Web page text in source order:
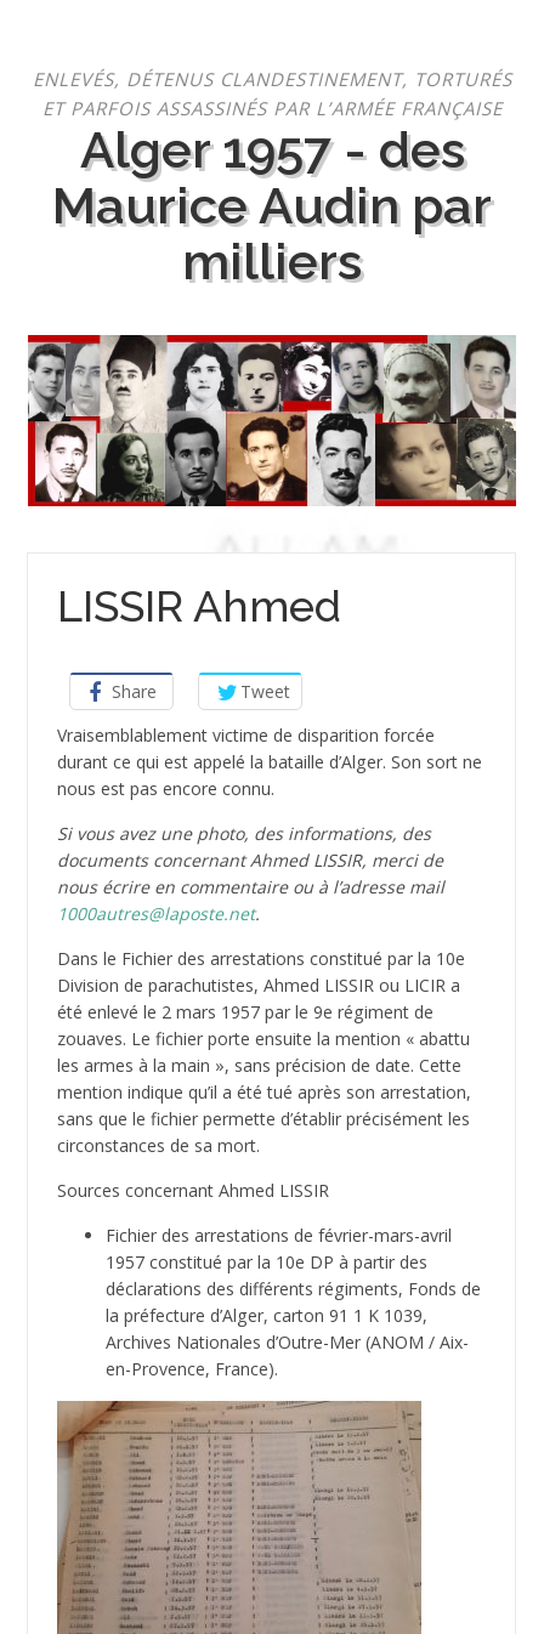
contenu
ENLEVÉS, DÉTENUS CLANDESTINEMENT, TORTURÉS
ET PARFOIS ASSASSINÉS PAR L’ARMÉE FRANÇAISE
Alger 1957 - des
Maurice Audin par
milliers
LISSIR Ahmed
Share
Tweet
Vraisemblablement victime de disparition forcée
durant ce qui est appelé la bataille d’Alger. Son sort ne
nous est pas encore connu.
Si vous avez une photo, des informations, des
documents concernant Ahmed LISSIR, merci de
nous écrire en commentaire ou à l’adresse mail
1000autres@laposte.net.
Dans le Fichier des arrestations constitué par la 10e
Division de parachutistes, Ahmed LISSIR ou LICIR a
été enlevé le 2 mars 1957 par le 9e régiment de
zouaves. Le fichier porte ensuite la mention « abattu
les armes à la main », sans précision de date. Cette
mention indique qu’il a été tué après son arrestation,
sans que le fichier permette d’établir précisément les
circonstances de sa mort.
Sources concernant Ahmed LISSIR
Fichier des arrestations de février-mars-avril
1957 constitué par la 10e DP à partir des
déclarations des différents régiments, Fonds de
la préfecture d’Alger, carton 91 1 K 1039,
Archives Nationales d’Outre-Mer (ANOM / Aix-
en-Provence, France).